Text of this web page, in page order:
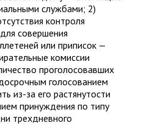
службами; 2)
контроля
совершения
или приписок —
комиссии
проголосовавших
голосованием
из-за его растянутости
принуждения по типу
трехдневного